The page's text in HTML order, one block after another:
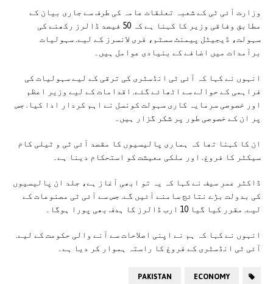
وزارت آئی ٹی کے شعبہ تعلقات عامہ کی طرف سے جاری بیان کے
مطابق وفاقی وزیر کا کہنا ہے کہ 50 فیصد ڈالرز رکھنے کی
سہولت، ڈیجیٹل پیمنٹ سسٹم، فری لانسرز کے لیے. سہولیات
برآمدات میں اضافے کے بنیادی عوامل ہیں۔
انہوں نے کہا کہ آئی ٹی انڈسٹری کی ترقی کے لیے سہولیات کی
فراہمی کے حوالے سے اٹھائے گئے. اقدامات کے لیے وزیر اعظم
اور خصوصی سرمایہ کاری سہولت کونسل نے اہم کردار ادا کیا. جس
پر ان کے خصوصی طور پر شکر گزار ہیں۔
ان کا کہنا تھا کہ ہماری پالیسیوں کا مقصد آئی ٹی و ٹیلی کام
سیکٹر کا فروغ. اور ملکی معیشت کو استحکام دینا ہے۔
ڈاکٹر عمر سیف نے کہا کہ یہ تو ابھی آغاز ہے، جلد ان پالیسیوں
کی بدولت بڑے نتائج سامنے آئیں گے. جس سے آئی ٹی مصنوعات کے
لیے. مقرر کیا گیا 10 ارب ڈالرز کا ہدف بھی پورا ہوگا۔
انہوں نے کہا کہ ہم نے اپنی اصلاحات سے آنے والی حکومت کے لیے.
آئی ٹی انڈسٹری کے فروغ کا راستہ ہموار کر دیا ہے۔
ECONOMY
PAKISTAN